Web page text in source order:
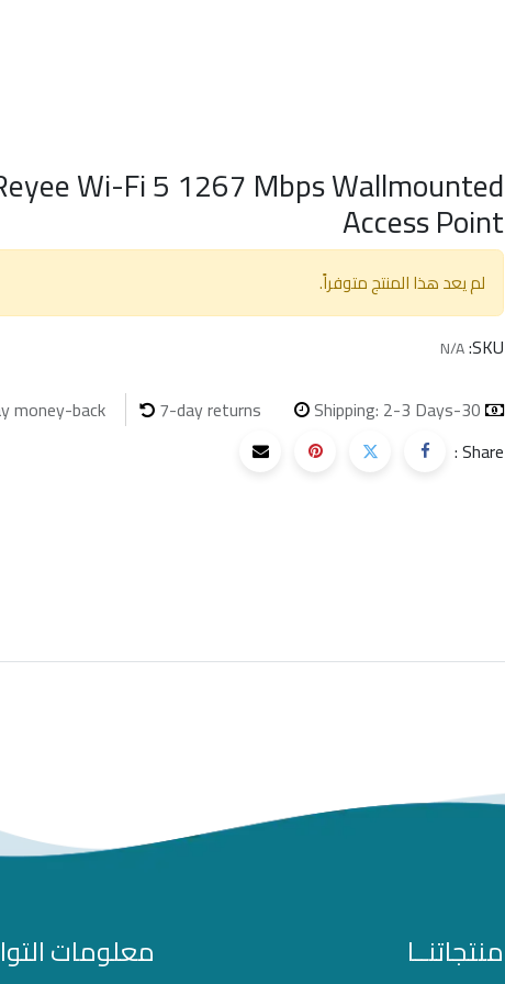
Wi-Fi 5 1267 Mbps Wallmounted
Access Point
لم يعد هذا المنتج متوفراً.
SKU:
N/A
30-day money-back
7-day returns
Shipping: 2-3 Days
Share :
منتجاتنــا معلومات